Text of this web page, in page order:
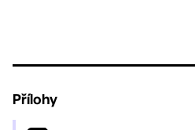
Přílohy